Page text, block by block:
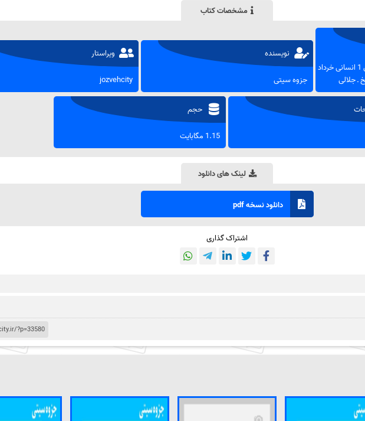
مشخصات کتاب
نمونه سوال امتحانی نیمسال دوم ریاضی 1 انسانی خرداد
نویسنده
جزوه سیتی
ویراستار
jozvehcity
حجم
1.15 مگابایت
لینک های دانلود
دانلود نسخه pdf
اشتراک گذاری